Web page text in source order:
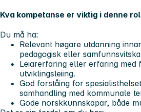
Kva kompetanse er viktig i denne
Du må ha:
Relevant høgare utdanning
pedagogisk eller
Leiarerfaring eller erfaring med
utviklingsleiing.
God forståing for
samhandling med kommunale
Gode norskkunnskapar, både